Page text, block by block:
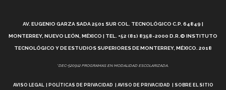
¿Cómo es el Modelo Educativo Tec? (video)
Vida Tec: Feminismo e Inteligencia Artificial, Paola
AV. EUGENIO GARZA SADA 2501 SUR COL. TECNOLÓGICO C.P. 64849 |
MONTERREY, NUEVO LEÓN, MÉXICO | TEL. +52 (81) 8358-2000 D.R.© INSTITUTO
TECNOLÓGICO Y DE ESTUDIOS SUPERIORES DE MONTERREY, MÉXICO. 2018
*DEC-520912 PROGRAMAS EN MODALIDAD ESCOLARIZADA.
AVISO LEGAL POLÍTICAS DE PRIVACIDAD AVISO DE PRIVACIDAD SOBRE EL SITIO